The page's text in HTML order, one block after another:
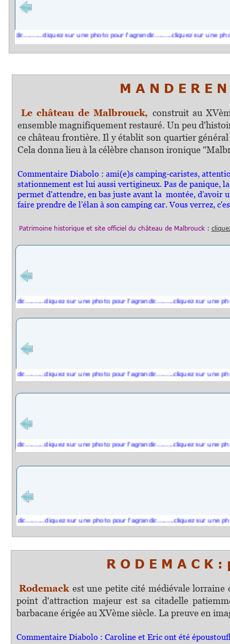
sur une photo pour l'agrandir.........cliquez sur une
M A N D E R E
Le château de Malbrouck, construit au
ensemble magnifiquement restauré. Un peu
ce château frontière. Il y établit son quartier
Cela donna lieu à la célèbre chanson ironique
Commentaire Diabolo : ami(e)s camping-caristes,
stationnement est lui aussi vertigineux. Pas de panique,
permet d'attendre, en bas juste avant la montée, d'avoir
faire prendre de l'élan à son camping car. Vous verrez,
Patrimoine historique etsite officiel du château de Malbrouck:
sur une photo pour l'agrandir.........cliquez sur une
sur une photo pour l'agrandir.........cliquez sur une
sur une photo pour l'agrandir.........cliquez sur une
sur une photo pour l'agrandir.........cliquez sur une
R O D E M A C K
Rodemack est une petite cité médiévale
point d'attraction majeur est sa citadelle
barbacane érigée au XVème siècle. La preuve en
Commentaire Diabolo : Caroline et Eric ont été